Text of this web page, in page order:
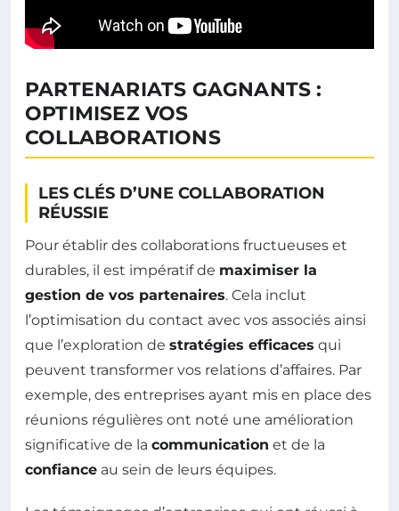
PARTENARIATS GAGNANTS :
OPTIMISEZ VOS
COLLABORATIONS
LES CLÉS D’UNE COLLABORATION
RÉUSSIE
Pour établir des collaborations fructueuses et
durables, il est impératif de maximiser la
gestion de vos partenaires. Cela inclut
l’optimisation du contact avec vos associés ainsi
que l’exploration de stratégies efficaces qui
peuvent transformer vos relations d’affaires. Par
exemple, des entreprises ayant mis en place des
réunions régulières ont noté une amélioration
significative de la communication et de la
confiance au sein de leurs équipes.